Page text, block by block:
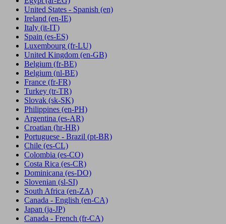
United States - Spanish (en)
Ireland (en-IE)
Italy (it-IT)
Spain (es-ES)
Luxembourg (fr-LU)
United Kingdom (en-GB)
Belgium (fr-BE)
Belgium (nl-BE)
France (fr-FR)
Turkey (tr-TR)
Slovak (sk-SK)
Philippines (en-PH)
Argentina (es-AR)
Croatian (hr-HR)
Portuguese - Brazil (pt-BR)
Chile (es-CL)
Colombia (es-CO)
Costa Rica (es-CR)
Dominicana (es-DO)
Slovenian (sl-SI)
South Africa (en-ZA)
Canada - English (en-CA)
Japan (ja-JP)
Canada - French (fr-CA)